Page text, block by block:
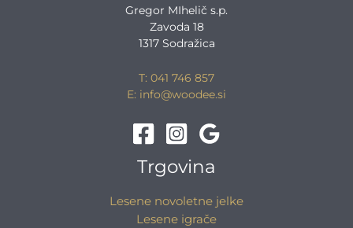
Gregor MIhelič s.p.
Zavoda 18
1317 Sodražica
T: 041 746 857
E: info@woodee.si
Trgovina
Lesene novoletne jelke
Lesene igrače